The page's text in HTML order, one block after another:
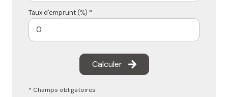
Taux d'emprunt (%) *
Calculer
* Champs obligatoires